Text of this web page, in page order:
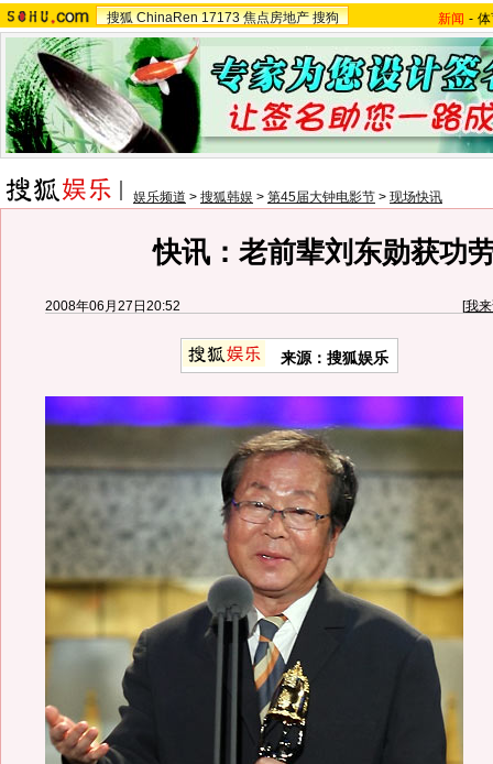
搜狐 ChinaRen 17173 焦点房地产 搜狗 新闻 -
娱乐频道 > 搜狐韩娱 > 第45届大钟电影节 > 现场快讯
快讯：老前辈刘东勋获功
2008年06月27日20:52 [我
来源：搜狐娱乐